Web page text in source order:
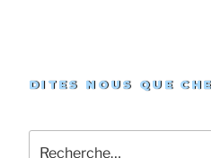
DITES NOUS QUE
Recherche
pour